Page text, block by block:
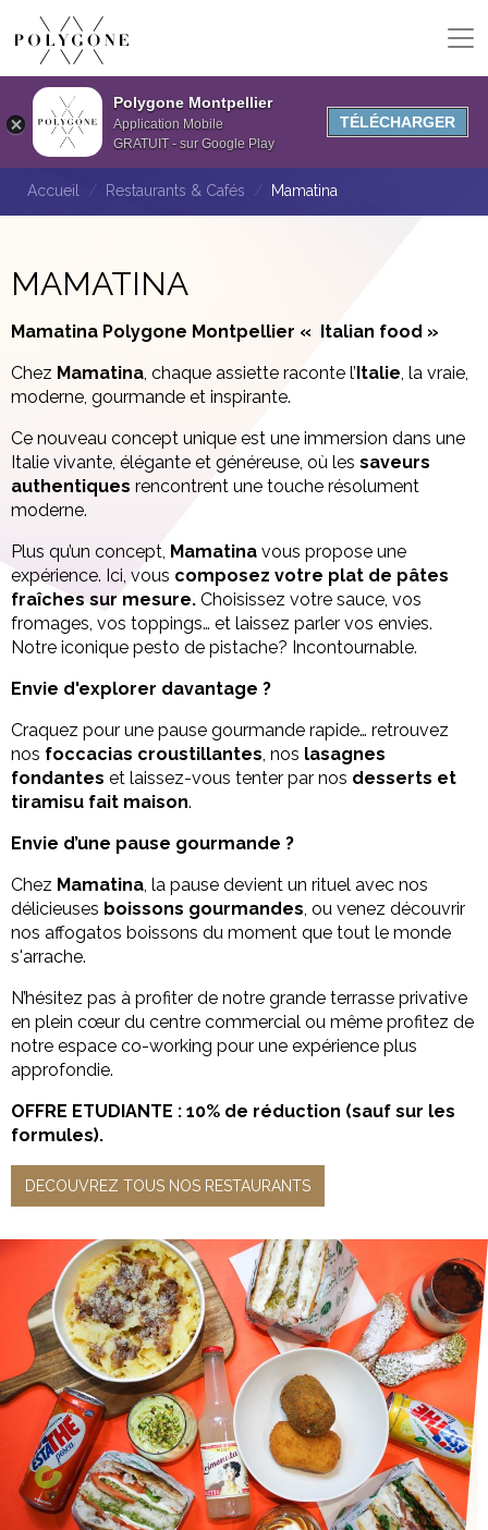
Polygone Montpellier
Application Mobile
GRATUIT - sur Google Play
TÉLÉCHARGER
Accueil Restaurants & Cafés Mamatina
MAMATINA
Mamatina Polygone Montpellier « Italian food »
Chez Mamatina, chaque assiette raconte l’Italie, la vraie,
moderne, gourmande et inspirante.
Ce nouveau concept unique est une immersion dans une
Italie vivante, élégante et généreuse, où les saveurs
authentiques rencontrent une touche résolument
moderne.
Plus qu’un concept, Mamatina vous propose une
expérience. Ici, vous composez votre plat de pâtes
fraîches sur mesure. Choisissez votre sauce, vos
fromages, vos toppings… et laissez parler vos envies.
Notre iconique pesto de pistache? Incontournable.
Envie d'explorer davantage ?
Craquez pour une pause gourmande rapide… retrouvez
nos foccacias croustillantes, nos lasagnes
fondantes et laissez-vous tenter par nos desserts et
tiramisu fait maison.
Envie d’une pause gourmande ?
Chez Mamatina, la pause devient un rituel avec nos
délicieuses boissons gourmandes, ou venez découvrir
nos affogatos boissons du moment que tout le monde
s'arrache.
N’hésitez pas à profiter de notre grande terrasse privative
en plein cœur du centre commercial ou même profitez de
notre espace co-working pour une expérience plus
approfondie.
OFFRE ETUDIANTE : 10% de réduction (sauf sur les
formules).
DECOUVREZ TOUS NOS RESTAURANTS